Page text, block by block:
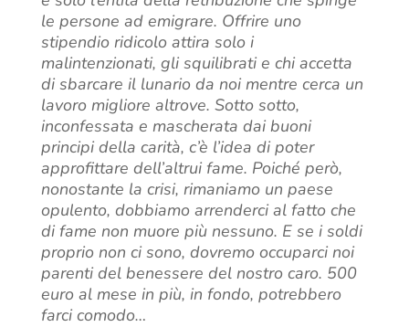
le persone ad emigrare. Offrire uno
stipendio ridicolo attira solo i
malintenzionati, gli squilibrati e chi accetta
di sbarcare il lunario da noi mentre cerca un
lavoro migliore altrove. Sotto sotto,
inconfessata e mascherata dai buoni
principi della carità, c’è l’idea di poter
approfittare dell’altrui fame. Poiché però,
nonostante la crisi, rimaniamo un paese
opulento, dobbiamo arrenderci al fatto che
di fame non muore più nessuno. E se i soldi
proprio non ci sono, dovremo occuparci noi
parenti del benessere del nostro caro. 500
euro al mese in più, in fondo, potrebbero
farci comodo…